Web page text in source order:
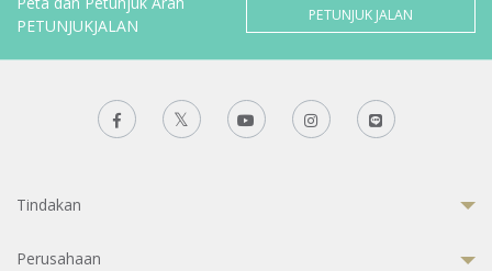
PETUNJUKJALAN
PETUNJUK JALAN
Tindakan
Perusahaan